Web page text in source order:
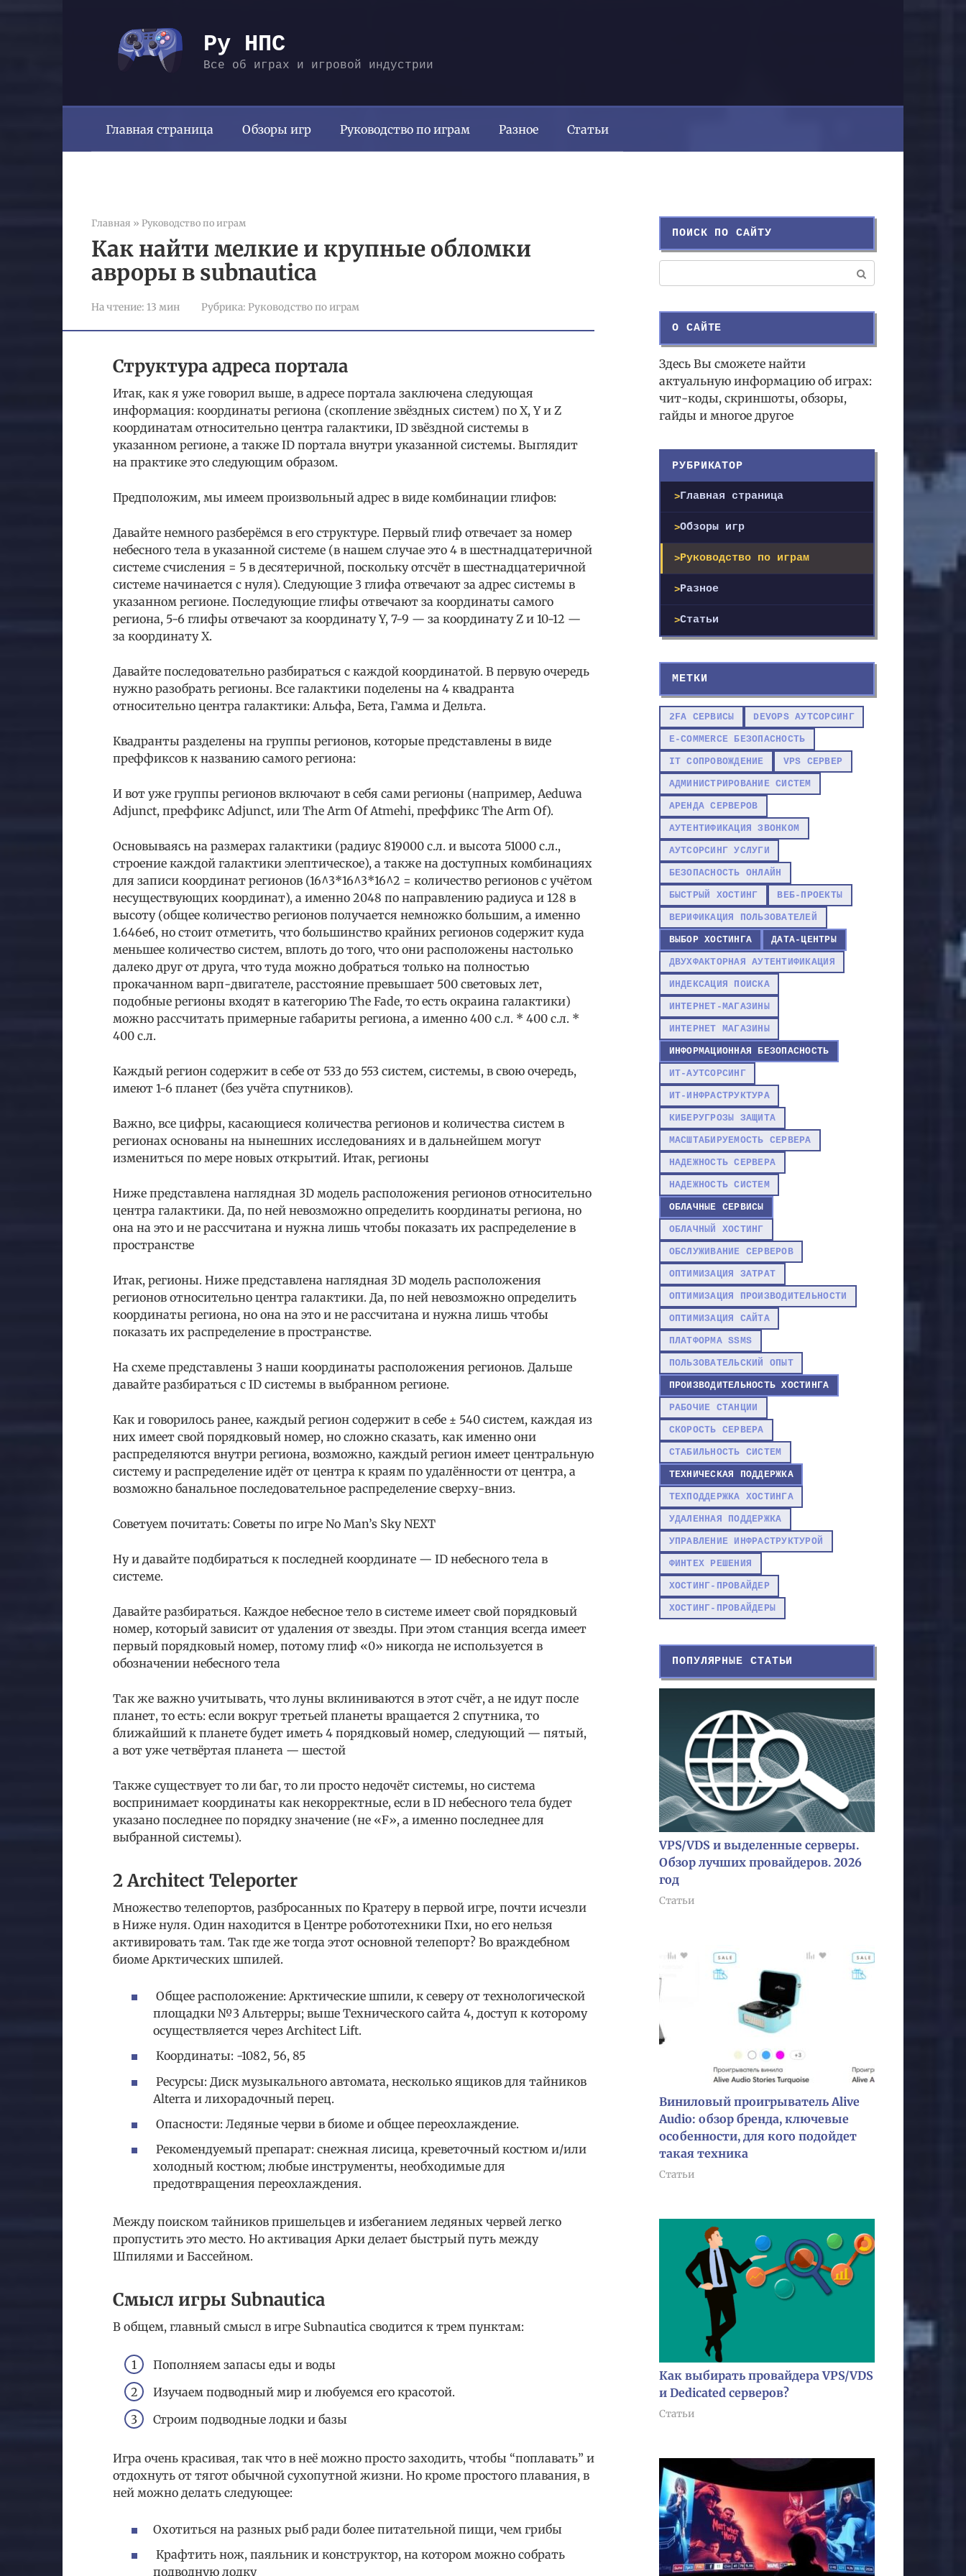
Ру НПС
Все об играх и игровой индустрии
Главная страница Обзоры игр Руководство по играм Разное Статьи
Главная » Руководство по играм
Как найти мелкие и крупные обломки
авроры в subnautica
На чтение: 13 мин Рубрика: Руководство по играм
Структура адреса портала
Итак, как я уже говорил выше, в адресе портала заключена следующая
информация: координаты региона (скопление звёздных систем) по X, Y и Z
координатам относительно центра галактики, ID звёздной системы в
указанном регионе, а также ID портала внутри указанной системы. Выглядит
на практике это следующим образом.
Предположим, мы имеем произвольный адрес в виде комбинации глифов:
Давайте немного разберёмся в его структуре. Первый глиф отвечает за номер
небесного тела в указанной системе (в нашем случае это 4 в шестнадцатеричной
системе счисления = 5 в десятеричной, поскольку отсчёт в шестнадцатеричной
системе начинается с нуля). Следующие 3 глифа отвечают за адрес системы в
указанном регионе. Последующие глифы отвечают за координаты самого
региона, 5-6 глифы отвечают за координату Y, 7-9 — за координату Z и 10-12 —
за координату X.
Давайте последовательно разбираться с каждой координатой. В первую очередь
нужно разобрать регионы. Все галактики поделены на 4 квадранта
относительно центра галактики: Альфа, Бета, Гамма и Дельта.
Квадранты разделены на группы регионов, которые представлены в виде
преффиксов к названию самого региона:
И вот уже группы регионов включают в себя сами регионы (например, Aeduwa
Adjunct, преффикс Adjunct, или The Arm Of Atmehi, преффикс The Arm Of).
Основываясь на размерах галактики (радиус 819000 с.л. и высота 51000 с.л.,
строение каждой галактики элептическое), а также на доступных комбинациях
для записи координат регионов (16^3*16^3*16^2 = количество регионов с учётом
несуществующих координат), а именно 2048 по направлению радиуса и 128 в
высоту (общее количество регионов получается немножко большим, а именно
1.646e6, но стоит отметить, что большинство крайних регионов содержит куда
меньшее количество систем, вплоть до того, что они расположены настолько
далеко друг от друга, что туда можно добраться только на полностью
прокачанном варп-двигателе, расстояние превышает 500 световых лет,
подобные регионы входят в категорию The Fade, то есть окраина галактики)
можно рассчитать примерные габариты региона, а именно 400 с.л. * 400 с.л. *
400 с.л.
Каждый регион содержит в себе от 533 до 553 систем, системы, в свою очередь,
имеют 1-6 планет (без учёта спутников).
Важно, все цифры, касающиеся количества регионов и количества систем в
регионах основаны на нынешних исследованиях и в дальнейшем могут
измениться по мере новых открытий. Итак, регионы
Ниже представлена наглядная 3D модель расположения регионов относительно
центра галактики. Да, по ней невозможно определить координаты региона, но
она на это и не рассчитана и нужна лишь чтобы показать их распределение в
пространстве
Итак, регионы. Ниже представлена наглядная 3D модель расположения
регионов относительно центра галактики. Да, по ней невозможно определить
координаты региона, но она на это и не рассчитана и нужна лишь чтобы
показать их распределение в пространстве.
На схеме представлены 3 наши координаты расположения регионов. Дальше
давайте разбираться с ID системы в выбранном регионе.
Как и говорилось ранее, каждый регион содержит в себе ± 540 систем, каждая из
них имеет свой порядковый номер, но сложно сказать, как именно они
распределяются внутри региона, возможно, каждый регион имеет центральную
систему и распределение идёт от центра к краям по удалённости от центра, а
возможно банальное последовательное распределение сверху-вниз.
Советуем почитать: Советы по игре No Man’s Sky NEXT
Ну и давайте подбираться к последней координате — ID небесного тела в
системе.
Давайте разбираться. Каждое небесное тело в системе имеет свой порядковый
номер, который зависит от удаления от звезды. При этом станция всегда имеет
первый порядковый номер, потому глиф «0» никогда не используется в
обозначении небесного тела
Так же важно учитывать, что луны вклиниваются в этот счёт, а не идут после
планет, то есть: если вокруг третьей планеты вращается 2 спутника, то
ближайший к планете будет иметь 4 порядковый номер, следующий — пятый,
а вот уже четвёртая планета — шестой
Также существует то ли баг, то ли просто недочёт системы, но система
воспринимает координаты как некорректные, если в ID небесного тела будет
указано последнее по порядку значение (не «F», а именно последнее для
выбранной системы).
2 Architect Teleporter
Множество телепортов, разбросанных по Кратеру в первой игре, почти исчезли
в Ниже нуля. Один находится в Центре робототехники Пхи, но его нельзя
активировать там. Так где же тогда этот основной телепорт? Во враждебном
биоме Арктических шпилей.
Общее расположение: Арктические шпили, к северу от технологической
площадки №3 Альтерры; выше Технического сайта 4, доступ к которому
осуществляется через Architect Lift.
Координаты: -1082, 56, 85
Ресурсы: Диск музыкального автомата, несколько ящиков для тайников
Alterra и лихорадочный перец.
Опасности: Ледяные черви в биоме и общее переохлаждение.
Рекомендуемый препарат: снежная лисица, креветочный костюм и/или
холодный костюм; любые инструменты, необходимые для
предотвращения переохлаждения.
Между поиском тайников пришельцев и избеганием ледяных червей легко
пропустить это место. Но активация Арки делает быстрый путь между
Шпилями и Бассейном.
Смысл игры Subnautica
В общем, главный смысл в игре Subnautica сводится к трем пунктам:
Пополняем запасы еды и воды
Изучаем подводный мир и любуемся его красотой.
Строим подводные лодки и базы
Игра очень красивая, так что в неё можно просто заходить, чтобы “поплавать” и
отдохнуть от тягот обычной сухопутной жизни. Но кроме простого плавания, в
ней можно делать следующее:
Охотиться на разных рыб ради более питательной пищи, чем грибы
Крафтить нож, паяльник и конструктор, на котором можно собрать
подводную лодку
ПОИСК ПО САЙТУ
О САЙТЕ
Здесь Вы сможете найти
актуальную информацию об играх:
чит-коды, скриншоты, обзоры,
гайды и многое другое
РУБРИКАТОР
Главная страница
Обзоры игр
Руководство по играм
Разное
Статьи
МЕТКИ
2FA СЕРВИСЫ DEVOPS АУТСОРСИНГ
E-COMMERCE БЕЗОПАСНОСТЬ
IT СОПРОВОЖДЕНИЕ VPS СЕРВЕР
АДМИНИСТРИРОВАНИЕ СИСТЕМ
АРЕНДА СЕРВЕРОВ
АУТЕНТИФИКАЦИЯ ЗВОНКОМ
АУТСОРСИНГ УСЛУГИ
БЕЗОПАСНОСТЬ ОНЛАЙН
БЫСТРЫЙ ХОСТИНГ ВЕБ-ПРОЕКТЫ
ВЕРИФИКАЦИЯ ПОЛЬЗОВАТЕЛЕЙ
ВЫБОР ХОСТИНГА ДАТА-ЦЕНТРЫ
ДВУХФАКТОРНАЯ АУТЕНТИФИКАЦИЯ
ИНДЕКСАЦИЯ ПОИСКА
ИНТЕРНЕТ-МАГАЗИНЫ
ИНТЕРНЕТ МАГАЗИНЫ
ИНФОРМАЦИОННАЯ БЕЗОПАСНОСТЬ
ИТ-АУТСОРСИНГ
ИТ-ИНФРАСТРУКТУРА
КИБЕРУГРОЗЫ ЗАЩИТА
МАСШТАБИРУЕМОСТЬ СЕРВЕРА
НАДЕЖНОСТЬ СЕРВЕРА
НАДЕЖНОСТЬ СИСТЕМ
ОБЛАЧНЫЕ СЕРВИСЫ
ОБЛАЧНЫЙ ХОСТИНГ
ОБСЛУЖИВАНИЕ СЕРВЕРОВ
ОПТИМИЗАЦИЯ ЗАТРАТ
ОПТИМИЗАЦИЯ ПРОИЗВОДИТЕЛЬНОСТИ
ОПТИМИЗАЦИЯ САЙТА
ПЛАТФОРМА SSMS
ПОЛЬЗОВАТЕЛЬСКИЙ ОПЫТ
ПРОИЗВОДИТЕЛЬНОСТЬ ХОСТИНГА
РАБОЧИЕ СТАНЦИИ
СКОРОСТЬ СЕРВЕРА
СТАБИЛЬНОСТЬ СИСТЕМ
ТЕХНИЧЕСКАЯ ПОДДЕРЖКА
ТЕХПОДДЕРЖКА ХОСТИНГА
УДАЛЕННАЯ ПОДДЕРЖКА
УПРАВЛЕНИЕ ИНФРАСТРУКТУРОЙ
ФИНТЕХ РЕШЕНИЯ
ХОСТИНГ-ПРОВАЙДЕР
ХОСТИНГ-ПРОВАЙДЕРЫ
ПОПУЛЯРНЫЕ СТАТЬИ
VPS/VDS и выделенные серверы.
Обзор лучших провайдеров. 2026
год
Статьи
Виниловый проигрыватель Alive
Audio: обзор бренда, ключевые
особенности, для кого подойдет
такая техника
Статьи
Как выбирать провайдера VPS/VDS
и Dedicated серверов?
Статьи